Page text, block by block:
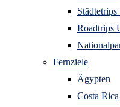
Roadtrips
Fernziele
Ägypten
Costa Rica